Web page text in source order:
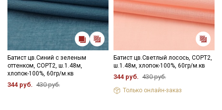
Батист цв.Синий с зеленым
оттенком, СОРТ2, ш.1.48м,
хлопок-100%, 60гр/м.кв
344 руб. 430 руб.
Батист цв.Светлый лосось, СОРТ2,
ш.1.48м, хлопок-100%, 60гр/м.кв
344 руб. 430 руб.
Только онлайн-заказ